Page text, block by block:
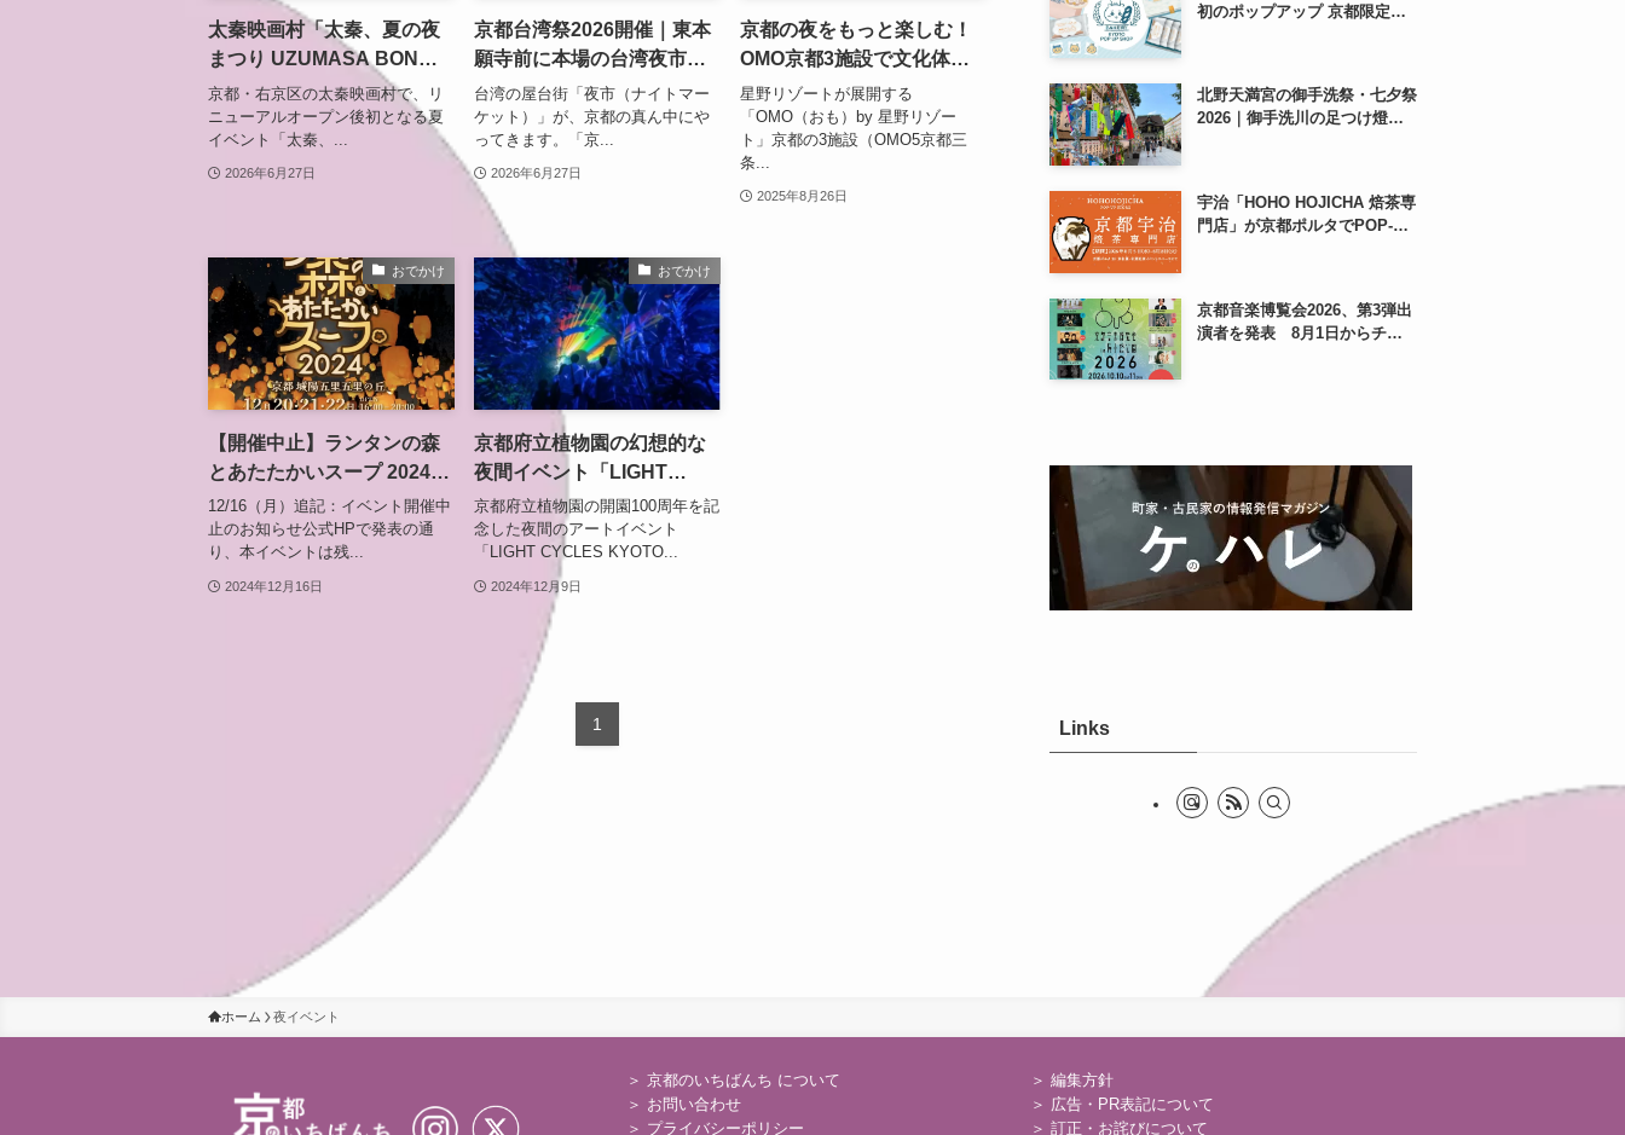
太秦映画村「太秦、夏の夜
まつり UZUMASA BON
DANCE FESTIVAL」開
催 妖怪や東映キャラクタ
ーと踊る夏祭り
京都・右京区の太秦映画村で、リ
ニューアルオープン後初となる夏
イベント「太秦、...
2026年6月27日
京都台湾祭2026開催｜東本
願寺前に本場の台湾夜市が
登場
台湾の屋台街「夜市（ナイトマー
ケット）」が、京都の真ん中にや
ってきます。「京...
2026年6月27日
京都の夜をもっと楽しむ！
OMO京都3施設で文化体験
イベント「ローカルリズム
ナイト」
星野リゾートが展開する
「OMO（おも）by 星野リゾー
ト」京都の3施設（OMO5京都三
条...
2025年8月26日
おでかけ
【開催中止】ランタンの森
とあたたかいスープ 2024｜
京都の冬空を彩る幻想的な
光の祭典【京都府城陽市】
12/16（月）追記：イベント開催中
止のお知らせ公式HPで発表の通
り、本イベントは残...
2024年12月16日
おでかけ
京都府立植物園の幻想的な
夜間イベント「LIGHT
CYCLES KYOTO」【京都
市左京区】
京都府立植物園の開園100周年を記
念した夜間のアートイベント
「LIGHT CYCLES KYOTO...
2024年12月9日
1
初のポップアップ 京都限定
北野天満宮の御手洗祭・七夕祭
2026｜御手洗川の足つけ燈明
宇治「HOHO HOJICHA 焙茶専
門店」が京都ポルタでPOP-
京都音楽博覧会2026、第3弾出
演者を発表 8月1日からチケ
Links
ホーム 夜イベント
＞ 京都のいちばんち について
＞ お問い合わせ
＞ プライバシーポリシー
＞ 編集方針
＞ 広告・PR表記について
＞ 訂正・お詫びについて